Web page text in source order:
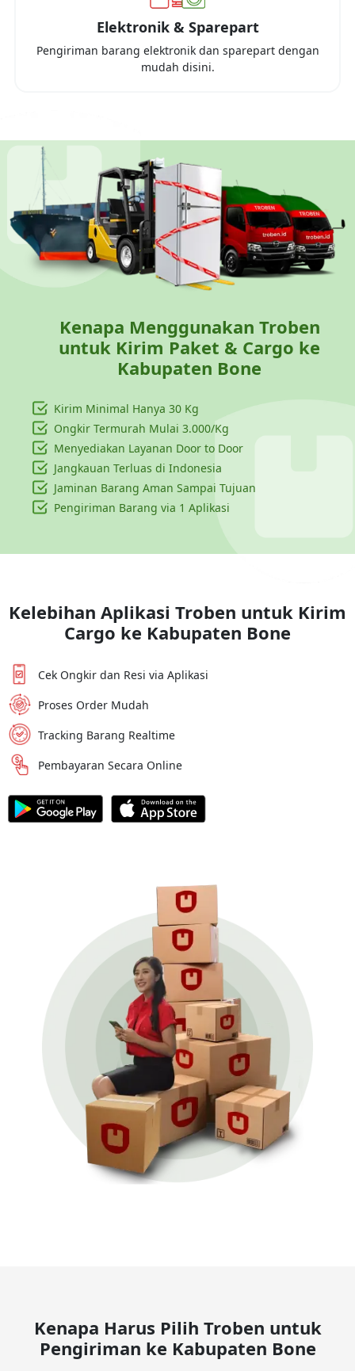
Elektronik & Sparepart
Pengiriman barang elektronik dan sparepart dengan
mudah disini.
Kenapa Menggunakan Troben
untuk Kirim Paket & Cargo ke
Kabupaten Bone
Kirim Minimal Hanya 30 Kg
Ongkir Termurah Mulai 3.000/Kg
Menyediakan Layanan Door to Door
Jangkauan Terluas di Indonesia
Jaminan Barang Aman Sampai Tujuan
Pengiriman Barang via 1 Aplikasi
Kelebihan Aplikasi Troben untuk Kirim
Cargo ke Kabupaten Bone
Cek Ongkir dan Resi via Aplikasi
Proses Order Mudah
Tracking Barang Realtime
Pembayaran Secara Online
Kenapa Harus Pilih Troben untuk
Pengiriman ke Kabupaten Bone